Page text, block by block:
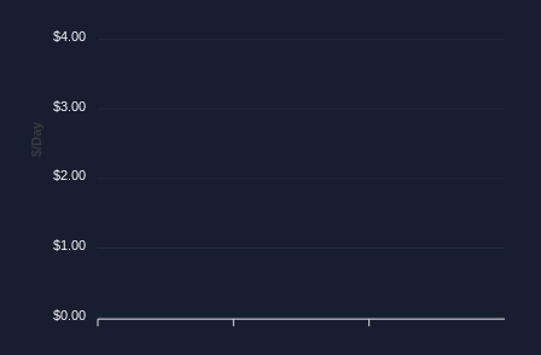
$4.00
$3.00
$2.00
$1.00
$0.00
$/Day